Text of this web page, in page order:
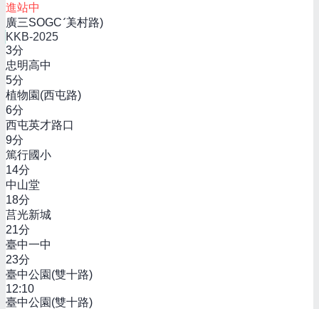
進站中
廣三SOGO(美村路)
KKB-2025
3分
忠明高中
5分
植物園(西屯路)
6分
西屯英才路口
9分
篤行國小
14分
中山堂
18分
莒光新城
21分
臺中一中
23分
臺中公園(雙十路)
12:10
臺中公園(雙十路)